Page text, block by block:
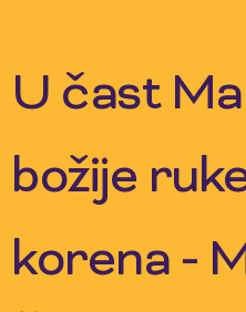
U čast
božije
korena -